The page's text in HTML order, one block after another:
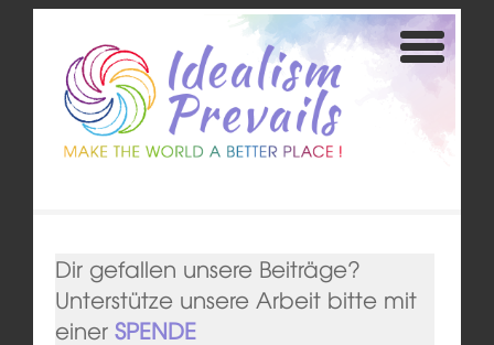
Dir gefallen unsere Beiträge?
Unterstütze unsere Arbeit bitte mit
einer SPENDE